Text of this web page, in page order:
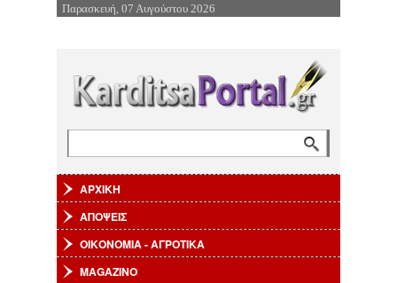
Επιστροφή στην Πλοήγηση
Παρασκευή, 07 Αυγούστου 2026
ΑΡΧΙΚΗ
ΑΠΟΨΕΙΣ
ΟΙΚΟΝΟΜΙΑ - ΑΓΡΟΤΙΚΑ
MAGAZINO